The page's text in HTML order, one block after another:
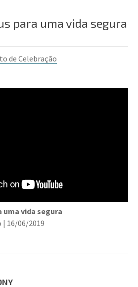
para uma vida segura
de Celebração
uma vida segura
| 16/06/2019